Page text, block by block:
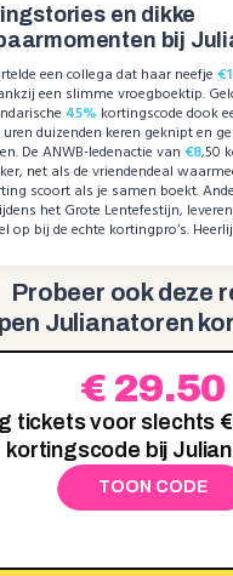
en dikke
bij
een collega dat haar neefje
een slimme vroegboektip.
45% kortingscode dook
duizenden keren geknipt en
De ANWB-ledenactie van€8,50
net als de vriendendeal
scoort als je samen boekt.
het Grote Lentefestijn,
op bij de echte kortingpro’s.
Probeer ook deze
Julianatoren
€ 29.50
tickets voor slechts
kortingscode bij
TOON CODE